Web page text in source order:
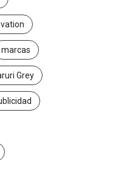
marcas
Grey